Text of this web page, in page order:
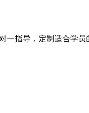
指导，定制适合学员